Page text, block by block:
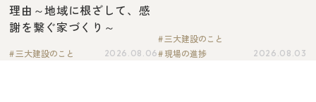
理由～地域に根ざして、感
謝を繋ぐ家づくり～
三大建設のこと 2026.08.06
三大建設のこと
現場の進捗
2026.08.03